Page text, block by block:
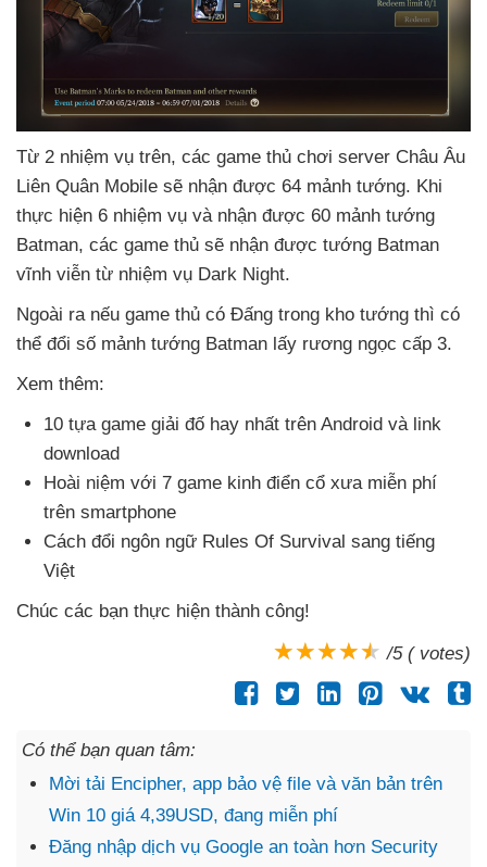
Từ 2 nhiệm vụ trên, các game thủ chơi server Châu Âu
Liên Quân Mobile sẽ nhận được 64 mảnh tướng. Khi
thực hiện 6 nhiệm vụ và nhận được 60 mảnh tướng
Batman, các game thủ sẽ nhận được tướng Batman
vĩnh viễn từ nhiệm vụ Dark Night.
Ngoài ra nếu game thủ có Đấng trong kho tướng thì có
thể đổi số mảnh tướng Batman lấy rương ngọc cấp 3.
Xem thêm:
10 tựa game giải đố hay nhất trên Android và link
download
Hoài niệm với 7 game kinh điển cổ xưa miễn phí
trên smartphone
Cách đổi ngôn ngữ Rules Of Survival sang tiếng
Việt
Chúc các bạn thực hiện thành công!
/5 ( votes)
Có thể bạn quan tâm:
Mời tải Encipher, app bảo vệ file và văn bản trên
Win 10 giá 4,39USD, đang miễn phí
Đăng nhập dịch vụ Google an toàn hơn Security